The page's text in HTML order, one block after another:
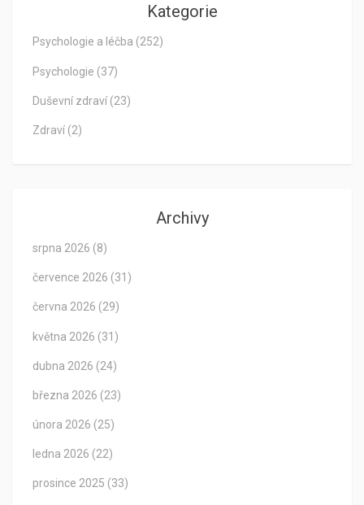
Kategorie
Psychologie a léčba (252)
Psychologie (37)
Duševní zdraví (23)
Zdraví (2)
Archivy
srpna 2026 (8)
července 2026 (31)
června 2026 (29)
května 2026 (31)
dubna 2026 (24)
března 2026 (23)
února 2026 (25)
ledna 2026 (22)
prosince 2025 (33)